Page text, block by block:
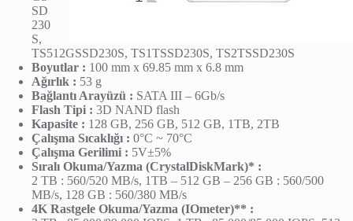
SD
230
S,
TS512GSSD230S, TS1TSSD230S, TS2TSSD230S
Boyutlar : 100 mm x 69.85 mm x 6.8 mm
Ağırlık : 53 g
Bağlantı Arayüzü : SATA III – 6Gb/s
Flash Tipi : 3D NAND flash
Kapasite : 128 GB, 256 GB, 512 GB, 1TB, 2TB
Çalışma Sıcaklığı : 0°C ~ 70°C
Çalışma Gerilimi : 5V±5%
Sıralı Okuma/Yazma (CrystalDiskMark)* :
2 TB : 560/520 MB/s, 1TB – 512 GB – 256 GB : 560/500
MB/s, 128 GB : 560/380 MB/s
4K Rastgele Okuma/Yazma (IOmeter)** :